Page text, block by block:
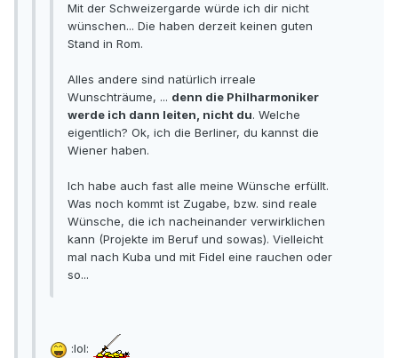
Mit der Schweizergarde würde ich dir nicht
wünschen... Die haben derzeit keinen guten
Stand in Rom.
Alles andere sind natürlich irreale
Wunschträume, ... denn die Philharmoniker
werde ich dann leiten, nicht du. Welche
eigentlich? Ok, ich die Berliner, du kannst die
Wiener haben.
Ich habe auch fast alle meine Wünsche erfüllt.
Was noch kommt ist Zugabe, bzw. sind reale
Wünsche, die ich nacheinander verwirklichen
kann (Projekte im Beruf und sowas). Vielleicht
mal nach Kuba und mit Fidel eine rauchen oder
so...
:lol: